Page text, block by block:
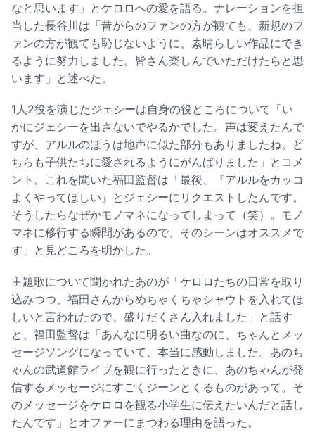
なと思います」とケロロへの愛を語る。ナレーションを担
当した長谷川は「昔からのファンの方が観ても、新規のフ
ァンの方が観ても恥じないように、素晴らしい作品にでき
るように努力しました。皆さん楽しんでいただけたらと思
います」と述べた。
1人2役を演じたジェシーは自身の役どころについて「い
かにジェシーを出さないでやるかでした。声は変えたんで
すが、アルルのほうは地声に似た部分もありましたね。ど
ちらも子供たちに愛されるようにがんばりました」とコメ
ント。これを聞いた福田監督は「最後、『アルルをカッコ
よくやってほしい』とジェシーにリクエストしたんです。
そうしたらなぜかモノマネになってしまって（笑）。モノ
マネに移行する瞬間があるので、そのシーンはオススメで
す」と見どころを明かした。
主題歌について聞かれたあのが「ケロロたちの日常を取り
込みつつ、福田さんからめちゃくちゃシャウトを入れてほ
しいと言われたので、盛りだくさん入れました」と話す
と、福田監督は「あんなに明るい曲なのに、ちゃんとメッ
セージソングになっていて、本当に感動しました。あのち
ゃんの武道館ライブを観に行ったときに、あのちゃんが発
信するメッセージにすごくジーンとくるものがあって。そ
のメッセージをケロロを観る小学生に伝えたいんだと話し
たんです」とオファーにまつわる理由を語った。